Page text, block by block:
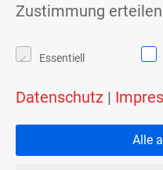
Zustimmung
Essentiell
Datenschutz |
Alle